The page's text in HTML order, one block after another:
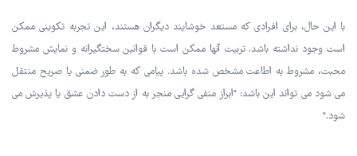
با این حال، برای افرادی که مستعد خوشایند دیگران هستند، این تجربه تکوینی ممکن
است وجود نداشته باشد. تربیت آنها ممکن است با قوانین سختگیرانه و نمایش مشروط
محبت، مشروط به اطاعت مشخص شده باشد. پیامی که به طور ضمنی یا صریح منتقل
می شود می تواند این باشد: "ابراز منفی گرایی منجر به از دست دادن عشق یا پذیرش می
شود."